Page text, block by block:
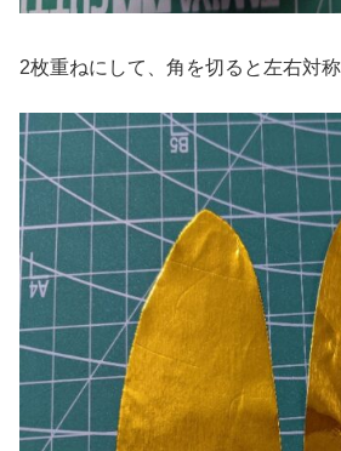
2枚重ねにして、角を切ると左右対